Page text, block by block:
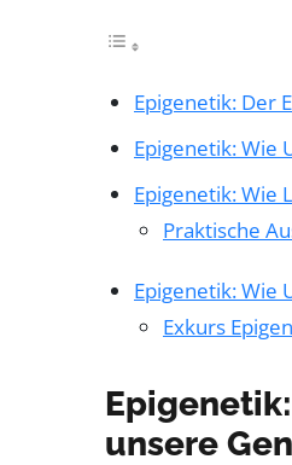
Epigenetik: Der
Epigenetik: Wie
Epigenetik: Wie
Praktische
Epigenetik: Wie
Exkurs
unsere